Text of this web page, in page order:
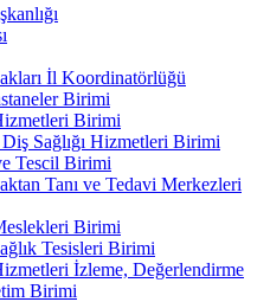
İl Koordinatörlüğü
Birimi
Birimi
Sağlığı Hizmetleri Birimi
Tescil Birimi
Tanı ve Tedavi Merkezleri
Birimi
Tesisleri Birimi
İzleme, Değerlendirme
Birimi